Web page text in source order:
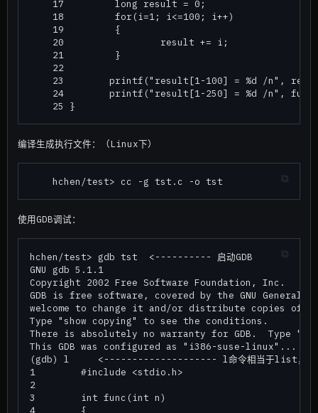
    17         long result = 0;
    18         for(i=1; i<=100; i++)
    19         {
    20                 result += i;
    21         }
    22
23        printf("result[1-100] = %d /n",
24        printf("result[1-250] = %d /n",
编译生成执行文件：（Linux下）
使用GDB调试：
hchen/test> gdb tst  <---------- 启动GDB
GNU gdb 5.1.1
Copyright 2002 Free Software Foundation, Inc.
GDB is free software, covered by the GNU General
welcome to change it and/or distribute copies of
Type "show copying" to see the conditions.
There is absolutely no warranty for GDB.  Type
This GDB was configured as "i386-suse-linux"...
(gdb) l     <-------------------- l命令相当于list，从第一
1        #include <stdio.h>
2
3        int func(int n)
4        {